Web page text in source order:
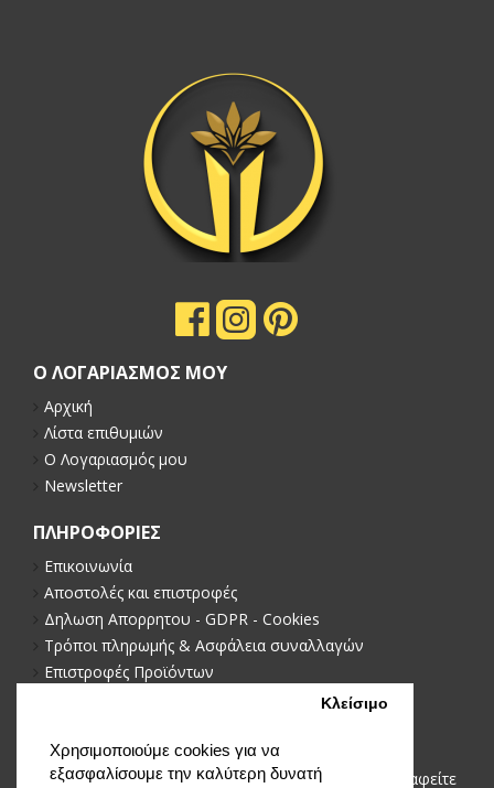
Χρησιμοποιούμε cookies για να
εξασφαλίσουμε την καλύτερη δυνατή
Κλείσιμο
Ο ΛΟΓΑΡΙΑΣΜΟΣ ΜΟΥ
Αρχική
Λίστα επιθυμιών
Ο Λογαριασμός μου
Newsletter
ΠΛΗΡΟΦΟΡΙΕΣ
Επικοινωνία
Αποστολές και επιστροφές
Δηλωση Απορρητου - GDPR - Cookies
Τρόποι πληρωμής & Ασφάλεια συναλλαγών
Επιστροφές Προϊόντων
NEWSLETTER
Μείνετε ενημερωμένοι με νέα και προωθήσεις, εγγραφείτε